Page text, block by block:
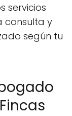
servicios
consulta y
según tu